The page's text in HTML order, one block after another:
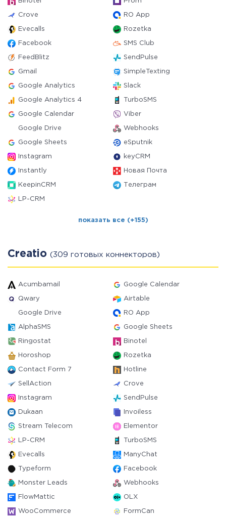
Crove RO App
Evecalls Rozetka
Facebook SMS Club
FeedBlitz SendPulse
Gmail SimpleTexting
Google Analytics Slack
Google Analytics 4 TurboSMS
Google Calendar Viber
Google Drive Webhooks
Google Sheets eSputnik
Instagram keyCRM
Instantly Новая Почта
KeepinCRM Телеграм
LP-CRM
показать все (+155)
Creatio (309 готовых коннекторов)
Acumbamail Google Calendar
Qwary Airtable
Google Drive RO App
AlphaSMS Google Sheets
Ringostat Binotel
Horoshop Rozetka
Contact Form 7 Hotline
SellAction Crove
Instagram SendPulse
Dukaan Invoiless
Stream Telecom Elementor
LP-CRM TurboSMS
Evecalls ManyChat
Typeform Facebook
Monster Leads Webhooks
FlowMattic OLX
WooCommerce FormCan